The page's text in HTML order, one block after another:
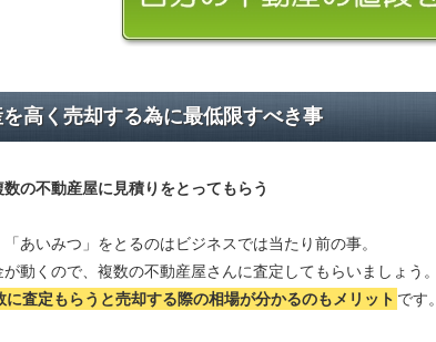
高く売却する為に最低限すべき事
数の不動産屋に見積り をとってもらう
あいみつ」をとるのはビジネスでは当たり前の事。
動くので、複数の不動産屋さんに査定してもらいましょう。
に査定もらうと売却する際の相場が分かるのもメリット です。